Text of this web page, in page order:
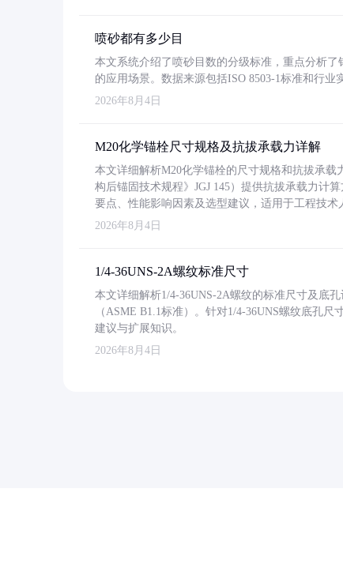
喷砂都有多少目
本文系统介绍了喷砂目数的分级标准，重点分析了
的应用场景。数据来源包括ISO 8503-1标准和行业
2026年8月4日
M20化学锚栓尺寸规格及抗拔承载力详解
本文详细解析M20化学锚栓的尺寸规格和抗拔承
构后锚固技术规程》JGJ 145）提供抗拔承载力计
要点、性能影响因素及选型建议，适用于工程技术
2026年8月4日
1/4-36UNS-2A螺纹标准尺寸
本文详细解析1/4-36UNS-2A螺纹的标准尺寸及底
（ASME B1.1标准）。针对1/4-36UNS螺纹底孔
建议与扩展知识。
2026年8月4日